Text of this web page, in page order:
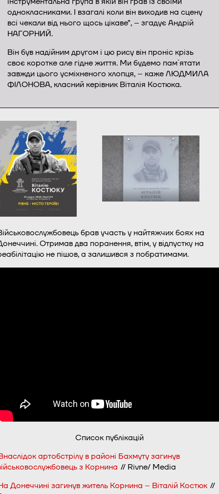
однокласниками. І взагалі коли він виходив на сцену
всі чекали від нього щось цікаве”, – згадує Андрій
НАГОРНИЙ.
Він був надійним другом і цю рису він проніс крізь
своє коротке але гідне життя. Ми будемо пам`ятати
завжди цього усміхненого хлопця, – каже ЛЮДМИЛА
ФІЛОНОВА, класний керівник Віталія Костюка.
брав участь у найтяжчих боях на
Отримав два поранення, втім, у відпустку на
не пішов, а залишився з побратимами.
Список публікацій
артобстрілу в районі Бахмуту загинув
з Корнина // Rivne/ Media
Донеччині загинув житель Корнина – Віталій Костюк //